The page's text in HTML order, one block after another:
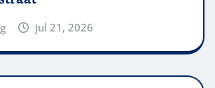
jul 21, 2026